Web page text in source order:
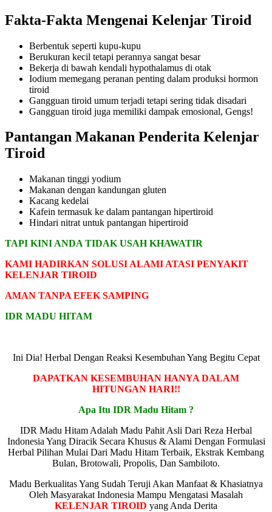
Fakta-Fakta Mengenai Kelenjar Tiroid
Berbentuk seperti kupu-kupu
Berukuran kecil tetapi perannya sangat besar
Bekerja di bawah kendali hypothalamus di otak
Iodium memegang peranan penting dalam produksi hormon
tiroid
Gangguan tiroid umum terjadi tetapi sering tidak disadari
Gangguan tiroid juga memiliki dampak emosional, Gengs!
Pantangan Makanan Penderita Kelenjar
Tiroid
Makanan tinggi yodium
Makanan dengan kandungan gluten
Kacang kedelai
Kafein termasuk ke dalam pantangan hipertiroid
Hindari nitrat untuk pantangan hipertiroid
TAPI KINI ANDA TIDAK USAH KHAWATIR
KAMI HADIRKAN SOLUSI ALAMI ATASI PENYAKIT
KELENJAR TIROID
AMAN TANPA EFEK SAMPING
IDR MADU HITAM
Ini Dia! Herbal Dengan Reaksi Kesembuhan Yang Begitu Cepat
DAPATKAN KESEMBUHAN HANYA DALAM
HITUNGAN HARI!!
Apa Itu IDR Madu Hitam ?
IDR Madu Hitam Adalah Madu Pahit Asli Dari Reza Herbal
Indonesia Yang Diracik Secara Khusus & Alami Dengan Formulasi
Herbal Pilihan Mulai Dari Madu Hitam Terbaik, Ekstrak Kembang
Bulan, Brotowali, Propolis, Dan Sambiloto.
Madu Berkualitas Yang Sudah Teruji Akan Manfaat & Khasiatnya
Oleh Masyarakat Indonesia Mampu Mengatasi Masalah
KELENJAR TIROID yang Anda Derita